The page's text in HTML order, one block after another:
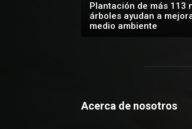
Plantación de más 113
árboles ayudan a
medio ambiente
Acerca de nosotros